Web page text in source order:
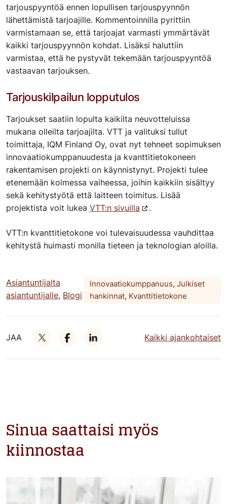
tarjouspyyntöä ennen lopullisen tarjouspyynnön
lähettämistä tarjoajille. Kommentoinnilla pyrittiin
varmistamaan se, että tarjoajat varmasti ymmärtävät
kaikki tarjouspyynnön kohdat. Lisäksi haluttiin
varmistaa, että he pystyvät tekemään tarjouspyyntöä
vastaavan tarjouksen.
Tarjouskilpailun lopputulos
Tarjoukset saatiin lopulta kaikilta neuvotteluissa
mukana olleilta tarjoajilta. VTT ja valituksi tullut
toimittaja, IQM Finland Oy, ovat nyt tehneet sopimuksen
innovaatiokumppanuudesta ja kvanttitietokoneen
rakentamisen projekti on käynnistynyt. Projekti tulee
etenemään kolmessa vaiheessa, joihin kaikkiin sisältyy
sekä kehitystyötä että laitteen toimitus. Lisää
projektista voit lukea VTT:n sivuilla .
VTT:n kvanttitietokone voi tulevaisuudessa vauhdittaa
kehitystä huimasti monilla tieteen ja teknologian aloilla.
Asiantuntijalta
asiantuntijalle, Blogi
Innovaatiokumppanuus, Julkiset
hankinnat, Kvanttitietokone
JAA Kaikki ajankohtaiset
Sinua saattaisi myös
kiinnostaa